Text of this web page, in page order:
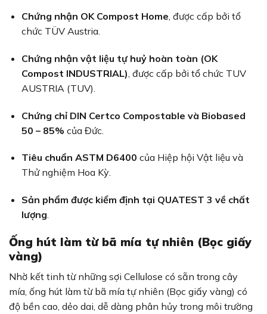
Chứng nhận OK Compost Home, được cấp bởi tổ
chức TÜV Austria.
Chứng nhận vật liệu tự huỷ hoàn toàn (OK
Compost INDUSTRIAL) , được cấp bởi tổ chức TUV
AUSTRIA (TUV).
Chứng chỉ DIN Certco Compostable và Biobased
50 – 85% của Đức.
Tiêu chuẩn ASTM D6400 của Hiệp hội Vật liệu và
Thử nghiệm Hoa Kỳ.
Sản phẩm được kiểm định tại QUATEST 3 về chất
lượng.
Ống hút làm từ bã mía tự nhiên (Bọc giấy
vàng)
Nhờ kết tinh từ những sợi Cellulose có sẵn trong cây
mía, ống hút làm từ bã mía tự nhiên (Bọc giấy vàng) có
độ bền cao, dẻo dai, dễ dàng phân hủy trong môi trường